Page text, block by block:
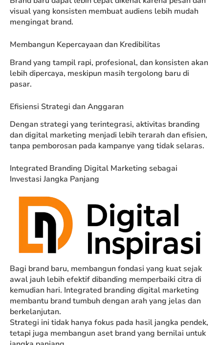
visual yang konsisten membuat audiens lebih mudah
mengingat brand.
Membangun Kepercayaan dan Kredibilitas
Brand yang tampil rapi, profesional, dan konsisten akan
lebih dipercaya, meskipun masih tergolong baru di
pasar.
Efisiensi Strategi dan Anggaran
Dengan strategi yang terintegrasi, aktivitas branding
dan digital marketing menjadi lebih terarah dan efisien,
tanpa pemborosan pada kampanye yang tidak selaras.
Integrated Branding Digital Marketing sebagai
Investasi Jangka Panjang
Bagi brand baru, membangun fondasi yang kuat sejak
awal jauh lebih efektif dibanding memperbaiki citra di
kemudian hari. Integrated branding digital marketing
membantu brand tumbuh dengan arah yang jelas dan
berkelanjutan.
Strategi ini tidak hanya fokus pada hasil jangka pendek,
tetapi juga membangun aset brand yang bernilai untuk